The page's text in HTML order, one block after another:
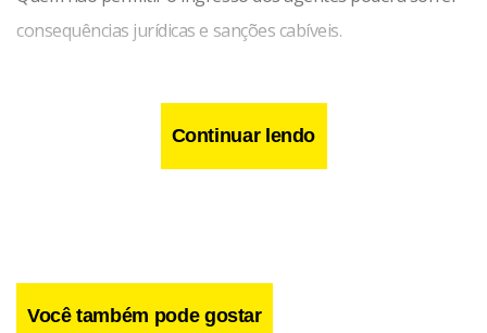
consequências jurídicas e sanções cabíveis.
Continuar lendo
Você também pode gostar